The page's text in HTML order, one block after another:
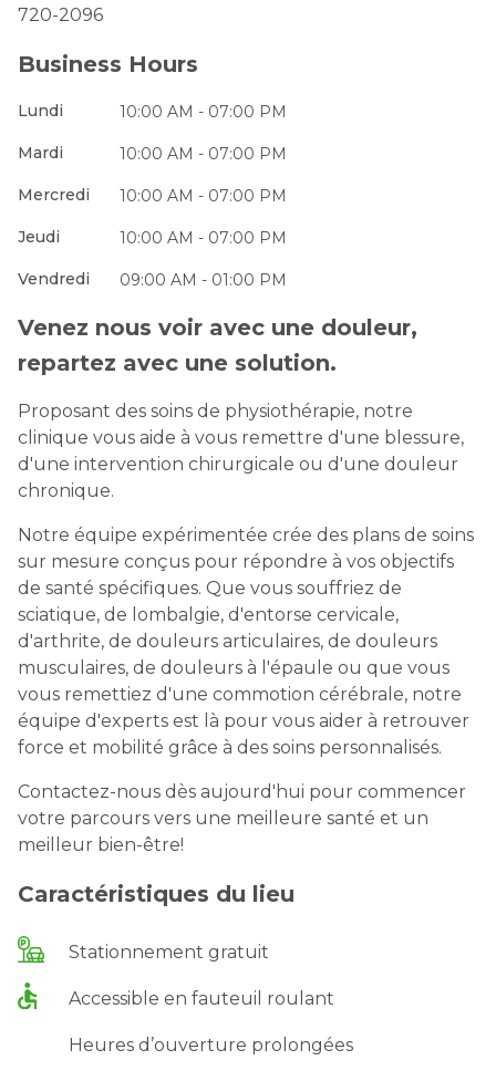
720-2096
Business Hours
Lundi 10:00 AM - 07:00 PM
Mardi 10:00 AM - 07:00 PM
Mercredi 10:00 AM - 07:00 PM
Jeudi 10:00 AM - 07:00 PM
Vendredi 09:00 AM - 01:00 PM
Venez nous voir avec une douleur,
repartez avec une solution.
Proposant des soins de physiothérapie, notre
clinique vous aide à vous remettre d'une blessure,
d'une intervention chirurgicale ou d'une douleur
chronique.
Notre équipe expérimentée crée des plans de soins
sur mesure conçus pour répondre à vos objectifs
de santé spécifiques. Que vous souffriez de
sciatique, de lombalgie, d'entorse cervicale,
d'arthrite, de douleurs articulaires, de douleurs
musculaires, de douleurs à l'épaule ou que vous
vous remettiez d'une commotion cérébrale, notre
équipe d'experts est là pour vous aider à retrouver
force et mobilité grâce à des soins personnalisés.
Contactez-nous dès aujourd'hui pour commencer
votre parcours vers une meilleure santé et un
meilleur bien-être!
Caractéristiques du lieu
Stationnement gratuit
Accessible en fauteuil roulant
Heures d’ouverture prolongées